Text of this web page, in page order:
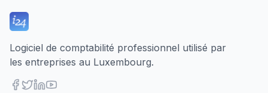
Logiciel de comptabilité professionnel utilisé par
les entreprises au Luxembourg.